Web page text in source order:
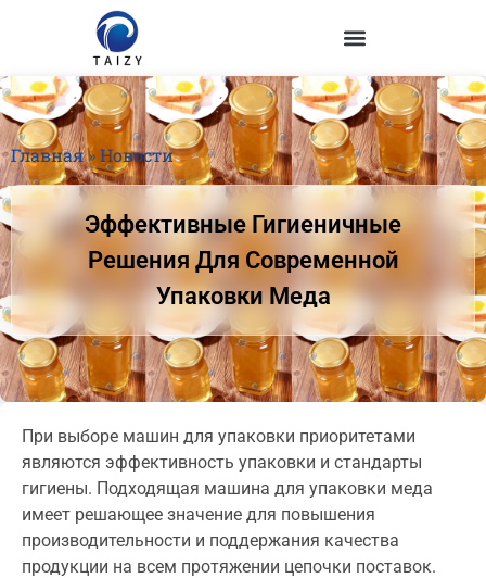
Главная»Новости
Эффективные Гигиеничные
Решения Для Современной
Упаковки Меда
При выборе машин для упаковки приоритетами
являются эффективность упаковки и стандарты
гигиены. Подходящая машина для упаковки меда
имеет решающее значение для повышения
производительности и поддержания качества
продукции на всем протяжении цепочки поставок.